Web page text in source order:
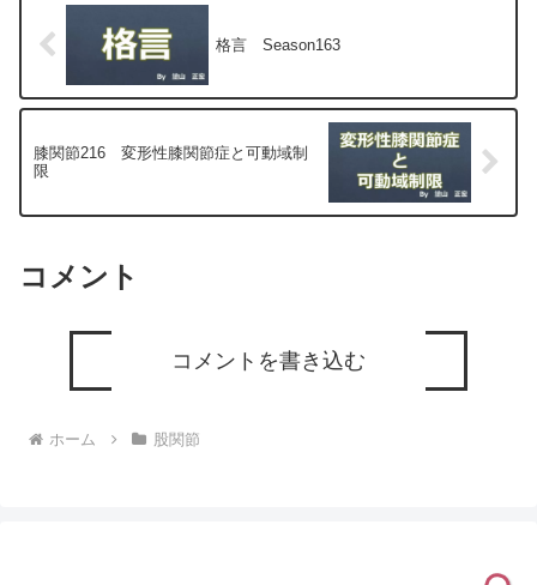
格言 Season163
膝関節216 変形性膝関節症と可動域制
限
コメント
コメントを書き込む
ホーム 股関節